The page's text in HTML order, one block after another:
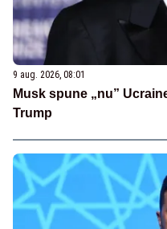
9 aug. 2026, 08:01
Musk spune „nu”
Trump